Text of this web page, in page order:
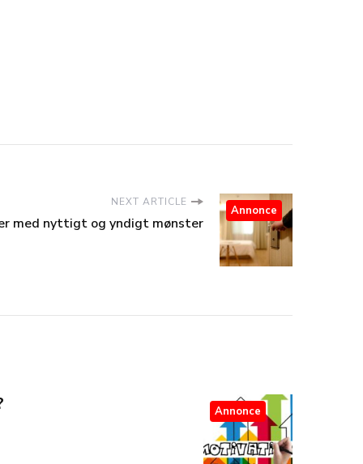
NEXT ARTICLE
med nyttigt og yndigt mønster
Annonce
Annonce